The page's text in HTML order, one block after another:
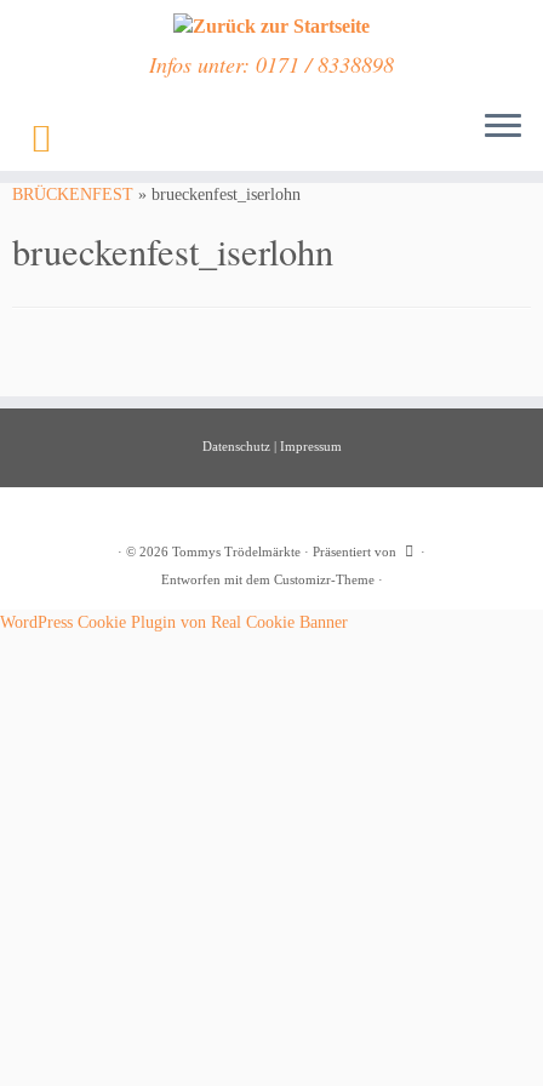
springen
Infos unter: 0171 / 8338898
BRÜCKENFEST » brueckenfest_iserlohn
brueckenfest_iserlohn
Datenschutz| Impressum
· © 2026 Tommys Trödelmärkte · Präsentiert von
·
Entworfen mit dem Customizr-Theme·
WordPress Cookie Plugin von Real Cookie Banner